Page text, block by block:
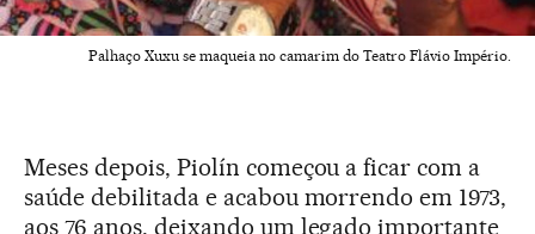
Palhaço Xuxu se maqueia no camarim do Teatro Flávio Império.
Meses depois, Piolín começou a ficar com a
saúde debilitada e acabou morrendo em 1973,
aos 76 anos, deixando um legado importante